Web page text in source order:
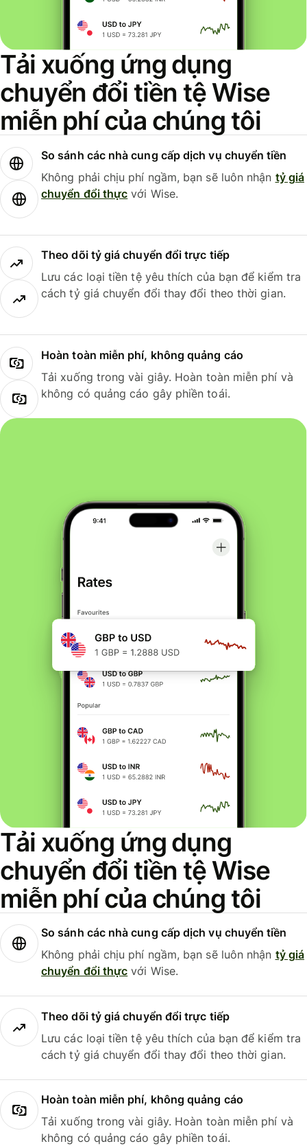
Tải xuống ứng dụng
chuyển đổi tiền tệ Wise
miễn phí của chúng tôi
So sánh các nhà cung cấp dịch vụ chuyển tiền
Không phải chịu phí ngầm, bạn sẽ luôn nhận tỷ giá
chuyển đổi thực với Wise.
Theo dõi tỷ giá chuyển đổi trực tiếp
Lưu các loại tiền tệ yêu thích của bạn để kiểm tra
cách tỷ giá chuyển đổi thay đổi theo thời gian.
Hoàn toàn miễn phí, không quảng cáo
Tải xuống trong vài giây. Hoàn toàn miễn phí và
không có quảng cáo gây phiền toái.
Tải xuống ứng dụng
chuyển đổi tiền tệ Wise
miễn phí của chúng tôi
So sánh các nhà cung cấp dịch vụ chuyển tiền
Không phải chịu phí ngầm, bạn sẽ luôn nhận tỷ giá
chuyển đổi thực với Wise.
Theo dõi tỷ giá chuyển đổi trực tiếp
Lưu các loại tiền tệ yêu thích của bạn để kiểm tra
cách tỷ giá chuyển đổi thay đổi theo thời gian.
Hoàn toàn miễn phí, không quảng cáo
Tải xuống trong vài giây. Hoàn toàn miễn phí và
không có quảng cáo gây phiền toái.